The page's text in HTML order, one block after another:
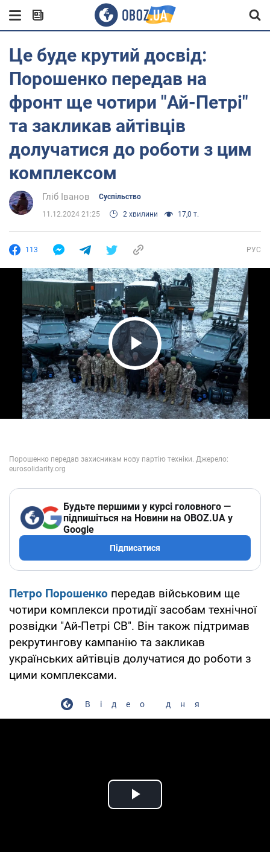
Це буде крутий досвід:
Порошенко передав на
фронт ще чотири "Ай-Петрі"
та закликав айтівців
долучатися до роботи з цим
комплексом
Гліб Іванов Суспільство
11.12.2024 21:25 2 хвилини 17,0 т.
113 РУС
Play Video
Будьте першими у курсі головного —
підпишіться на Новини на OBOZ.UA у
Google
Підписатися
Петро Порошенко передав військовим ще
чотири комплекси протидії засобам технічної
розвідки "Ай-Петрі СВ". Він також підтримав
рекрутингову кампанію та закликав
українських айтівців долучатися до роботи з
цими комплексами.
Відео дня
Play Video